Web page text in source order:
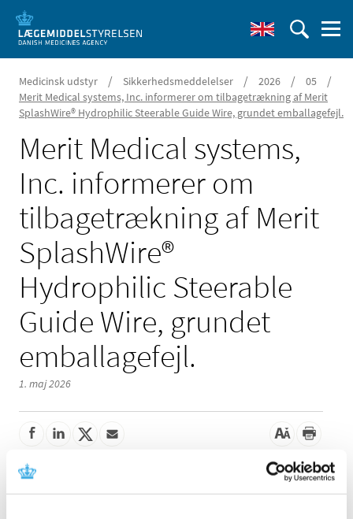
Medicinsk udstyr / Sikkerhedsmeddelelser / 2026 / 05 /
Merit Medical systems, Inc. informerer om tilbagetrækning af Merit
SplashWire® Hydrophilic Steerable Guide Wire, grundet emballagefejl.
Merit Medical systems,
Inc. informerer om
tilbagetrækning af Merit
SplashWire®
Hydrophilic Steerable
Guide Wire, grundet
emballagefejl.
1. maj 2026
Denne meddelelse indeholder information om
tilbagetrækning af udstyret. Læs mere i meddelelsen fra